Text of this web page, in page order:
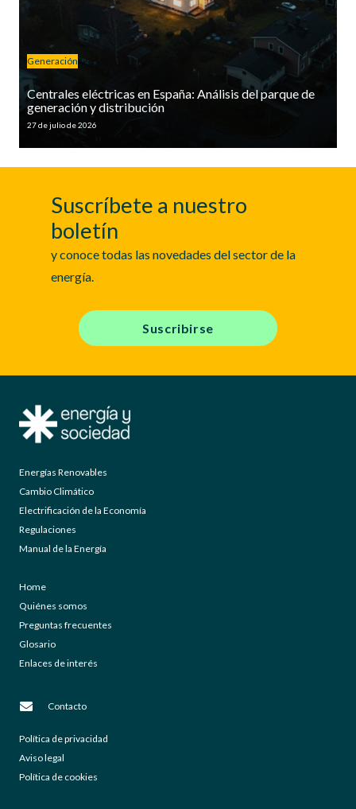
Generación
Centrales eléctricas en España: Análisis del parque de
generación y distribución
27 de julio de 2026
Suscríbete a nuestro
boletín
y conoce todas las novedades del sector de la
energía.
Suscribirse
Energías Renovables
Cambio Climático
Electrificación de la Economía
Regulaciones
Manual de la Energía
Home
Quiénes somos
Preguntas frecuentes
Glosario
Enlaces de interés
Contacto
Política de privacidad
Aviso legal
Política de cookies